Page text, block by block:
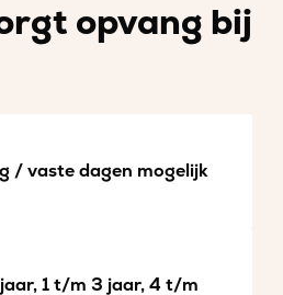
opvang bij
/ vaste dagen mogelijk
1 t/m 3 jaar, 4 t/m